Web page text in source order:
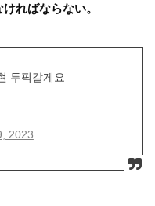
ればならない。
투픽갈게요
2023